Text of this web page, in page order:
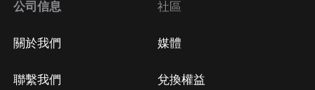
公司信息
關於我們
聯繫我們
社區
媒體
兌換權益